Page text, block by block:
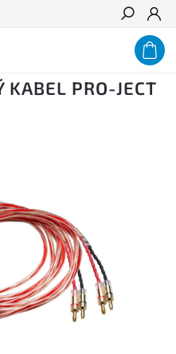
Hledat
Reproduktorový kabel PRO-JECT LS-E
KABEL PRO-JECT